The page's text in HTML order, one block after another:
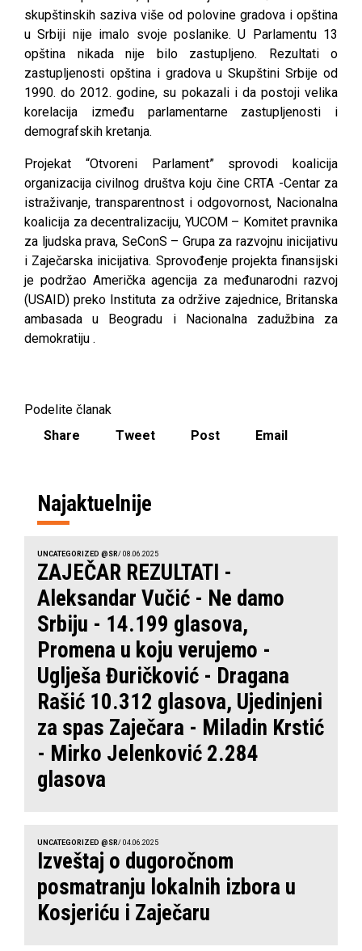
skupštinskih saziva više od polovine gradova i opština
u Srbiji nije imalo svoje poslanike. U Parlamentu 13
opština nikada nije bilo zastupljeno. Rezultati o
zastupljenosti opština i gradova u Skupštini Srbije od
1990. do 2012. godine, su pokazali i da postoji velika
korelacija između parlamentarne zastupljenosti i
demografskih kretanja.
Projekat “Otvoreni Parlament” sprovodi koalicija
organizacija civilnog društva koju čine CRTA -Centar za
istraživanje, transparentnost i odgovornost, Nacionalna
koalicija za decentralizaciju, YUCOM – Komitet pravnika
za ljudska prava, SeConS – Grupa za razvojnu inicijativu
i Zaječarska inicijativa. Sprovođenje projekta finansijski
je podržao Američka agencija za međunarodni razvoj
(USAID) preko Instituta za održive zajednice, Britanska
ambasada u Beogradu i Nacionalna zadužbina za
demokratiju .
Podelite članak
Share
Tweet Post Email
Najaktuelnije
UNCATEGORIZED @SR/ 08.06.2025
ZAJEČAR REZULTATI -
Aleksandar Vučić - Ne damo
Srbiju - 14.199 glasova,
Promena u koju verujemo -
Uglješa Đuričković - Dragana
Rašić 10.312 glasova, Ujedinjeni
za spas Zaječara - Miladin Krstić
- Mirko Jelenković 2.284
glasova
UNCATEGORIZED @SR/ 04.06.2025
Izveštaj o dugoročnom
posmatranju lokalnih izbora u
Kosjeriću i Zaječaru